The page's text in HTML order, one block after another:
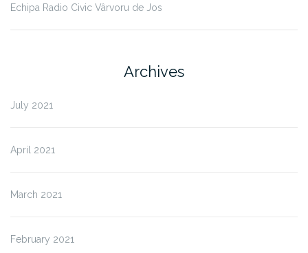
Echipa Radio Civic Vârvoru de Jos
Archives
July 2021
April 2021
March 2021
February 2021